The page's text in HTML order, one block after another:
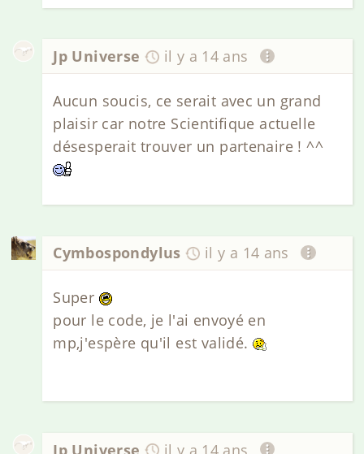
Jp Universe il y a 14 ans
Aucun soucis, ce serait avec un grand
plaisir car notre Scientifique actuelle
désesperait trouver un partenaire ! ^^
Cymbospondylus il y a 14 ans
Super
pour le code, je l'ai envoyé en
mp,j'espère qu'il est validé.
Jp Universe il y a 14 ans